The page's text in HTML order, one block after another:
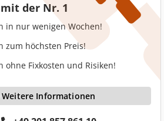
der Nr. 1
in nur wenigen Wochen!
zum höchsten Preis!
ohne Fixkosten und Risiken!
Weitere Informationen